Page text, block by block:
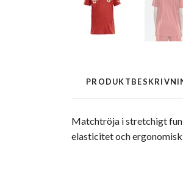
Matchtröja i stretchigt
elasticitet och